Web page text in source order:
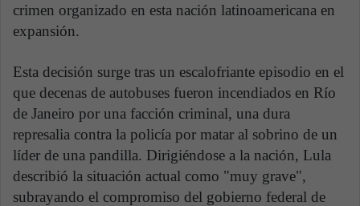
crimen organizado en esta nación latinoamericana en
expansión.
Esta decisión surge tras un escalofriante episodio en el
que decenas de autobuses fueron incendiados en Río
de Janeiro por una facción criminal, una dura
represalia contra la policía por matar al sobrino de un
líder de una pandilla. Dirigiéndose a la nación, Lula
describió la situación actual como "muy grave",
subrayando el compromiso del gobierno federal de